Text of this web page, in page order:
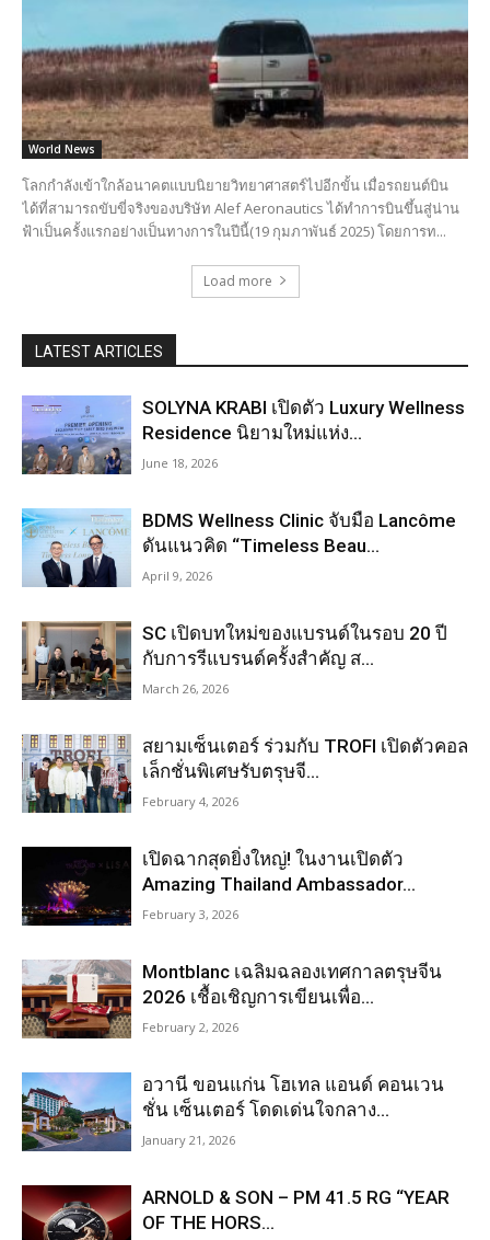
World News
โลกกำลังเข้าใกล้อนาคตแบบนิยายวิทยาศาสตร์ไปอีกขั้น เมื่อรถยนต์บิน
ได้ที่สามารถขับขี่จริงของบริษัท Alef Aeronautics ได้ทำการบินขึ้นสู่น่าน
ฟ้าเป็นครั้งแรกอย่างเป็นทางการในปีนี้(19 กุมภาพันธ์ 2025) โดยการท...
Load more
LATEST ARTICLES
SOLYNA KRABI เปิดตัว Luxury Wellness
Residence นิยามใหม่แห่ง...
June 18, 2026
BDMS Wellness Clinic จับมือ Lancôme
ดันแนวคิด “Timeless Beau...
April 9, 2026
SC เปิดบทใหม่ของแบรนด์ในรอบ 20 ปี
กับการรีแบรนด์ครั้งสำคัญ ส...
March 26, 2026
สยามเซ็นเตอร์ ร่วมกับ TROFI เปิดตัวคอล
เล็กชั่นพิเศษรับตรุษจี...
February 4, 2026
เปิดฉากสุดยิ่งใหญ่! ในงานเปิดตัว
Amazing Thailand Ambassador...
February 3, 2026
Montblanc เฉลิมฉลองเทศกาลตรุษจีน
2026 เชื้อเชิญการเขียนเพื่อ...
February 2, 2026
อวานี ขอนแก่น โฮเทล แอนด์ คอนเวน
ชั่น เซ็นเตอร์ โดดเด่นใจกลาง...
January 21, 2026
ARNOLD & SON – PM 41.5 RG “YEAR
OF THE HORS...